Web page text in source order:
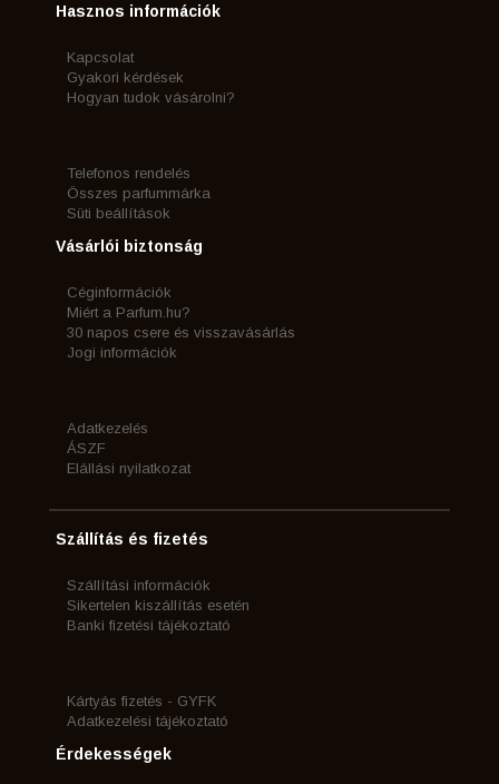
Hasznos információk
Kapcsolat
Gyakori kérdések
Hogyan tudok vásárolni?
Telefonos rendelés
Összes parfummárka
Süti beállítások
Vásárlói biztonság
Céginformációk
Miért a Parfum.hu?
30 napos csere és visszavásárlás
Jogi információk
Adatkezelés
ÁSZF
Elállási nyilatkozat
Szállítás és fizetés
Szállítási információk
Sikertelen kiszállítás esetén
Banki fizetési tájékoztató
Kártyás fizetés - GYFK
Adatkezelési tájékoztató
Érdekességek